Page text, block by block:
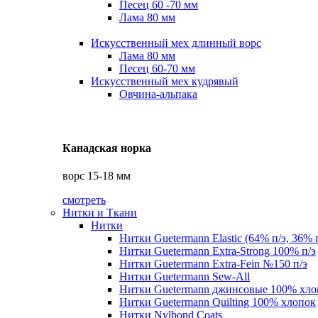
Песец 60 -70 мм
Лама 80 мм
Искусственный мех длинный ворс
Лама 80 мм
Песец 60-70 мм
Искусственный мех кудрявый
Овчина-альпака
Канадская норка
ворс 15-18 мм
смотреть
Нитки и Ткани
Нитки
Нитки Guetermann Elastic (64% п/э, 36%
Нитки Guetermann Extra-Strong 100% п/э
Нитки Guetermann Extra-Fein №150 п/э
Нитки Guetermann Sew-All
Нитки Guetermann джинсовые 100%
Нитки Guetermann Quilting 100% хлопок
Нитки Nylbond Coats